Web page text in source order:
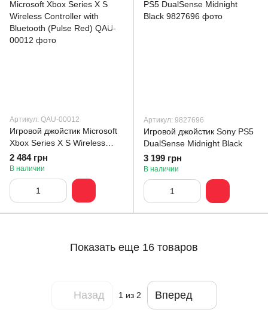
Артикул: QAU-00012
Игровой джойстик Microsoft
Xbox Series X S Wireless
Controller with Bluetooth
(Pulse Red)
2 484 грн
В наличии
Артикул: 9827696
Игровой джойстик Sony PS5
DualSense Midnight Black
3 199 грн
В наличии
Показать еще 16 товаров
Назад 1 из 2 Вперед